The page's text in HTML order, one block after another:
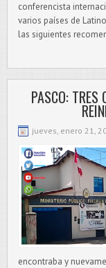
conferencista
varios países de
las siguientes
PASCO:
jueves, enero 21,
encontraba y